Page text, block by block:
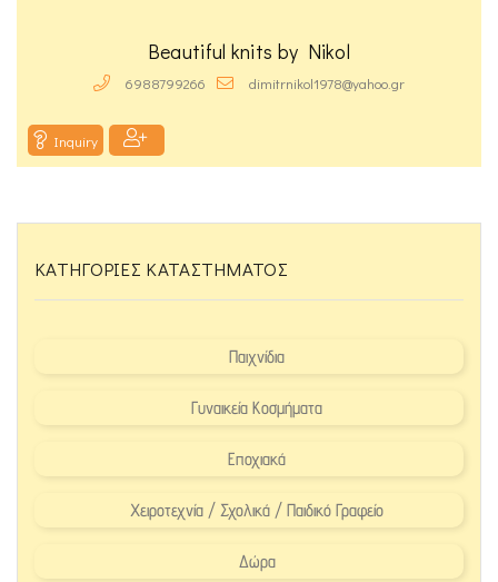
Beautiful knits by Nikol
6988799266 dimitrnikol1978@yahoo.gr
Inquiry
ΚΑΤΗΓΟΡΊΕΣ ΚΑΤΑΣΤΉΜΑΤΟΣ
Παιχνίδια
Γυναικεία Κοσμήματα
Εποχιακά
Χειροτεχνία / Σχολικά / Παιδικό Γραφείο
Δώρα